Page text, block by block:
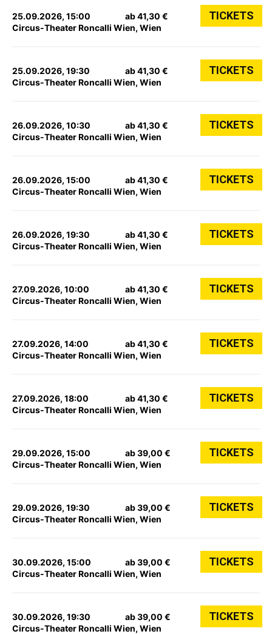
25.09.2026, 15:00
Circus-Theater Roncalli Wien, Wien
ab 41,30 € TICKETS
25.09.2026, 19:30
Circus-Theater Roncalli Wien, Wien
ab 41,30 € TICKETS
26.09.2026, 10:30
Circus-Theater Roncalli Wien, Wien
ab 41,30 € TICKETS
26.09.2026, 15:00
Circus-Theater Roncalli Wien, Wien
ab 41,30 € TICKETS
26.09.2026, 19:30
Circus-Theater Roncalli Wien, Wien
ab 41,30 € TICKETS
27.09.2026, 10:00
Circus-Theater Roncalli Wien, Wien
ab 41,30 € TICKETS
27.09.2026, 14:00
Circus-Theater Roncalli Wien, Wien
ab 41,30 € TICKETS
27.09.2026, 18:00
Circus-Theater Roncalli Wien, Wien
ab 41,30 € TICKETS
29.09.2026, 15:00
Circus-Theater Roncalli Wien, Wien
ab 39,00 € TICKETS
29.09.2026, 19:30
Circus-Theater Roncalli Wien, Wien
ab 39,00 € TICKETS
30.09.2026, 15:00
Circus-Theater Roncalli Wien, Wien
ab 39,00 € TICKETS
30.09.2026, 19:30
Circus-Theater Roncalli Wien, Wien
ab 39,00 € TICKETS